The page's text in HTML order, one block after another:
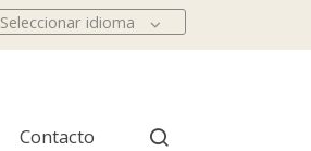
Seleccionar idioma
Contacto